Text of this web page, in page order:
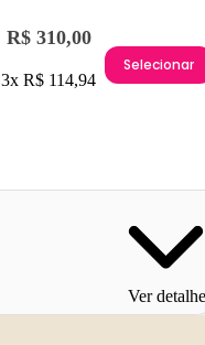
R$ 310,00
3x R$ 114,94
Selecionar
Ver